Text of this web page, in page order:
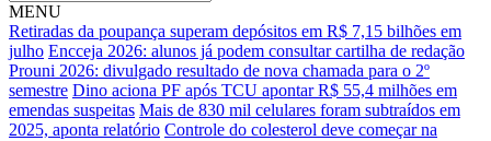
MENU
Retiradas da poupança superam depósitos em R$ 7,15 bilhões em
julho Encceja 2026: alunos já podem consultar cartilha de redação
Prouni 2026: divulgado resultado de nova chamada para o 2º
semestre Dino aciona PF após TCU apontar R$ 55,4 milhões em
emendas suspeitas Mais de 830 mil celulares foram subtraídos em
2025, aponta relatório Controle do colesterol deve começar na